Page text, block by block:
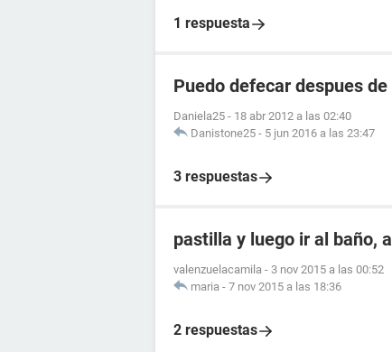
1 respuesta
Puedo defecar despues
Daniela25 - 18 abr 2012 a las 02:40
Danistone25 - 5 jun 2016 a las 23:47
3 respuestas
pastilla y luego ir al baño,
valenzuelacamila - 3 nov 2015 a las 00:52
maria - 7 nov 2015 a las 18:36
2 respuestas